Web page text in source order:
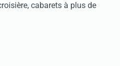
cabarets à plus de